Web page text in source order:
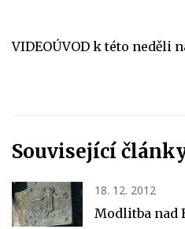
VIDEOÚVOD k této neděli
Související
18. 12. 2012
Modlitba nad